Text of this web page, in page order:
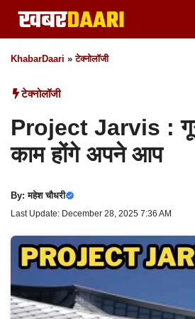
Skip
to
content
KhabarDaari »टेक्नोलॉजी
टेक्नोलॉजी
Project Jarvis :
काम होंगे अपने आप
By:महेश चौधरी
Last Update: December 28, 2025 7:36 AM